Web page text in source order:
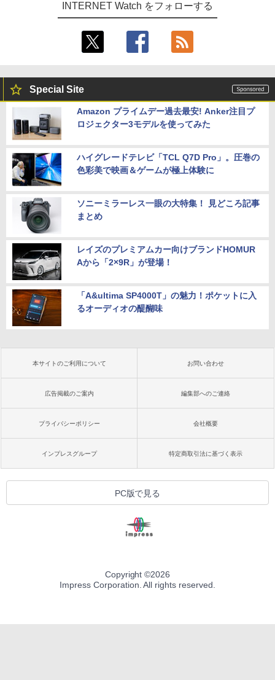
INTERNET Watch をフォローする
Special Site
Amazon プライムデー過去最安! Anker注目プ
ロジェクター3モデルを使ってみた
ハイグレードテレビ「TCL Q7D Pro」。圧巻の
色彩美で映画＆ゲームが極上体験に
ソニーミラーレス一眼の大特集！ 見どころ記事
まとめ
レイズのプレミアムカー向けブランドHOMUR
Aから「2×9R」が登場！
「A&ultima SP4000T」の魅力！ポケットに入
るオーディオの醍醐味
本サイトのご利用について お問い合わせ
広告掲載のご案内 編集部へのご連絡
プライバシーポリシー 会社概要
インプレスグループ 特定商取引法に基づく表示
PC版で見る
Copyright ©2026
Impress Corporation. All rights reserved.